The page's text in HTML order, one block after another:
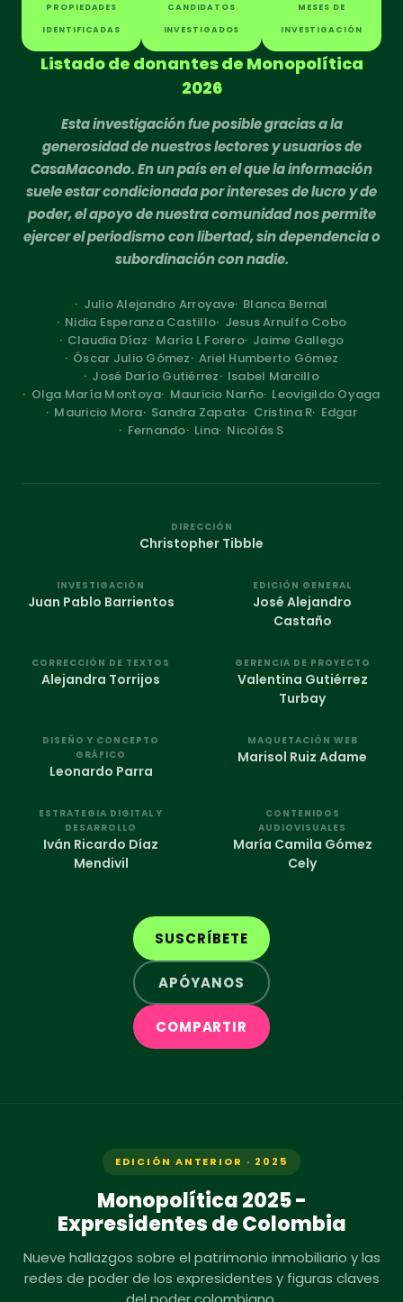
PROPIEDADES
IDENTIFICADAS
CANDIDATOS
INVESTIGADOS
MESES DE
INVESTIGACIÓN
Listado de donantes de Monopolítica
2026
Esta investigación fue posible gracias a la
generosidad de nuestros lectores y usuarios de
CasaMacondo. En un país en el que la información
suele estar condicionada por intereses de lucro y de
poder, el apoyo de nuestra comunidad nos permite
ejercer el periodismo con libertad, sin dependencia o
subordinación con nadie.
Julio Alejandro Arroyave Blanca Bernal
Nidia Esperanza Castillo Jesus Arnulfo Cobo
Claudia Díaz María L Forero Jaime Gallego
Óscar Julio Gómez Ariel Humberto Gómez
José Darío Gutiérrez
Isabel Marcillo
Olga María Montoya Mauricio Narño Leovigildo Oyaga
Mauricio Mora Sandra Zapata Cristina R Edgar
Fernando Lina Nicolás S
DIRECCIÓN
Christopher Tibble
INVESTIGACIÓN
Juan Pablo Barrientos
EDICIÓN GENERAL
José Alejandro
Castaño
CORRECCIÓN DE TEXTOS
Alejandra Torrijos
GERENCIA DE PROYECTO
Valentina Gutiérrez
Turbay
DISEÑO Y CONCEPTO
GRÁFICO
Leonardo Parra
MAQUETACIÓN WEB
Marisol Ruiz Adame
ESTRATEGIA DIGITAL Y
DESARROLLO
Iván Ricardo Díaz
Mendivil
CONTENIDOS
AUDIOVISUALES
María Camila Gómez
Cely
SUSCRÍBETE
APÓYANOS
COMPARTIR
EDICIÓN ANTERIOR · 2025
Monopolítica 2025 -
Expresidentes de Colombia
Nueve hallazgos sobre el patrimonio inmobiliario y las
redes de poder de los expresidentes y figuras claves